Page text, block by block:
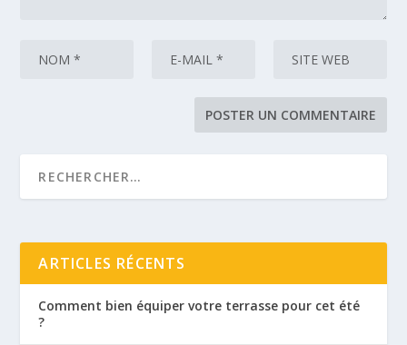
ARTICLES RÉCENTS
Comment bien équiper votre terrasse pour cet été
?